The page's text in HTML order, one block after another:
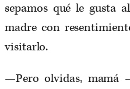
sepamos qué le gusta
madre con
visitarlo.
—Pero olvidas, mamá